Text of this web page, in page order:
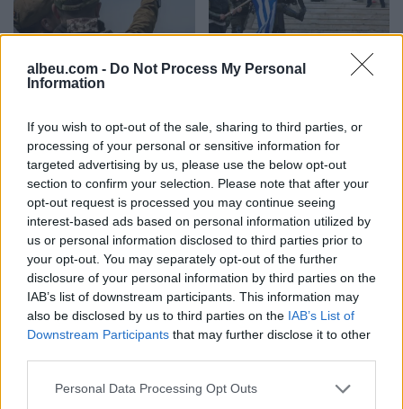
albeu.com - Do Not Process My Personal
Information
If you wish to opt-out of the sale, sharing to third parties, or
processing of your personal or sensitive information for
targeted advertising by us, please use the below opt-out
section to confirm your selection. Please note that after your
opt-out request is processed you may continue seeing
interest-based ads based on personal information utilized by
us or personal information disclosed to third parties prior to
your opt-out. You may separately opt-out of the further
disclosure of your personal information by third parties on the
IAB’s list of downstream participants. This information may
also be disclosed by us to third parties on the IAB’s List of
Downstream Participants that may further disclose it to other
Personal Data Processing Opt Outs
sulm i gjerë me dronë
ukrainas, përfshihet nga
plagosen 5 persona
Je mysafir, kthehu në
Shqipëri”/ Gazetari grek
pas paralajmërimit për
rikthimin e ideologjisë së
Agimit të Artë
Nxehtësia ekstreme dhe
zjarret po bëhen norma e
re klimatike, bota
përballet me sinjale alarmi
Kërkoi një ndërhyrje të
lehtë në nofull, por pësoi
deformim të rëndë në
fytyrë dhe humbi punën si
modele